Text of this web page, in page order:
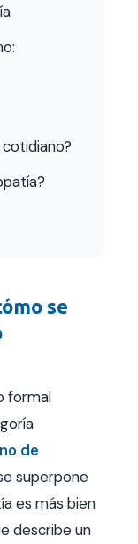
se
formal
de
superpone
es más bien
describe un